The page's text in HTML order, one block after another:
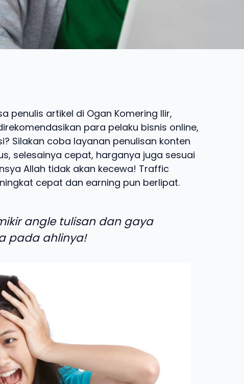
penulis artikel di Ogan Komering Ilir,
para pelaku bisnis online,
Silakan coba layanan penulisan konten
selesainya cepat, harganya juga sesuai
Allah tidak akan kecewa! Traffic
cepat dan earning pun berlipat.
angle tulisan dan gaya
pada ahlinya!